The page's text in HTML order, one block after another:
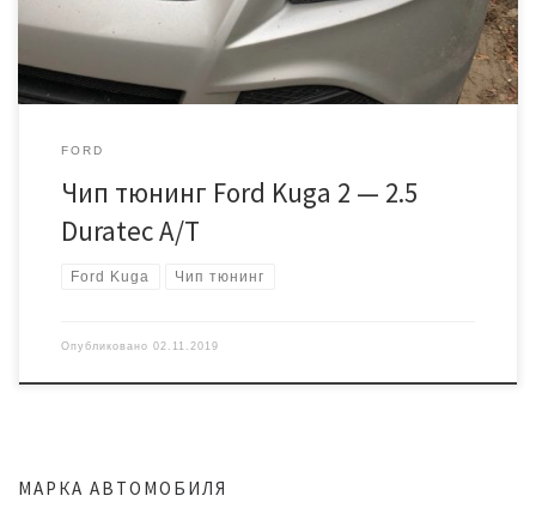
модифицированную прошивку под […]
FORD
Чип тюнинг Ford Kuga 2 — 2.5
Duratec A/T
Ford Kuga Чип тюнинг
Опубликовано 02.11.2019
МАРКА АВТОМОБИЛЯ